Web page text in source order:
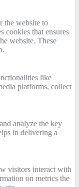
the website to
cookies that ensures
website. These
like
platforms, collect
analyze the key
in delivering a
visitors interact with
on metrics the